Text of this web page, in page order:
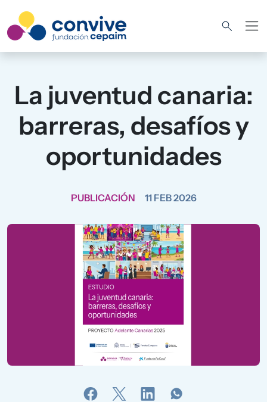
La juventud canaria:
barreras, desafíos y
oportunidades
PUBLICACIÓN 11 FEB 2026